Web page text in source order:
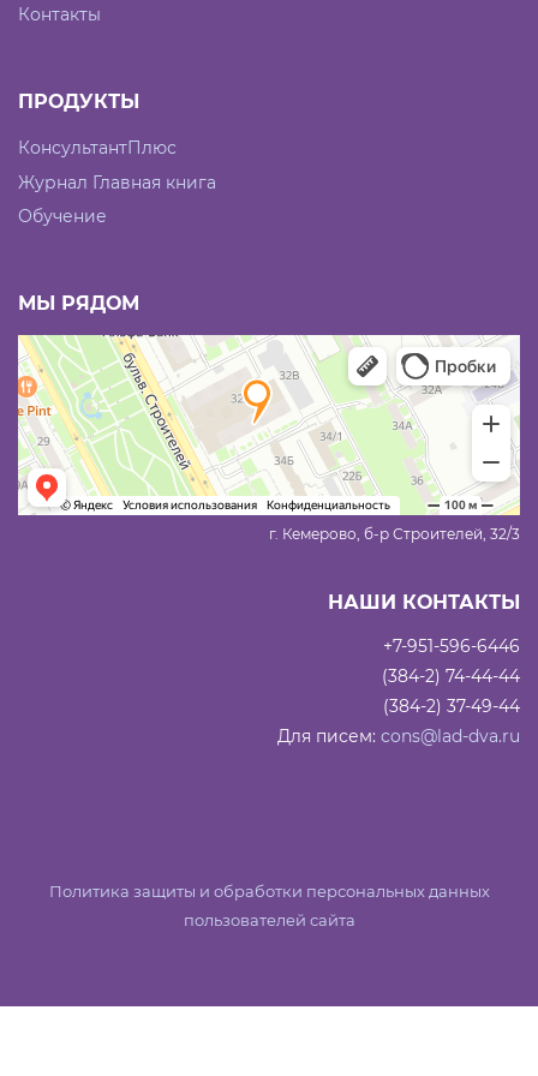
Контакты
ПРОДУКТЫ
КонсультантПлюс
Журнал Главная книга
Обучение
МЫ РЯДОМ
г. Кемерово, б-р Строителей, 32/3
НАШИ КОНТАКТЫ
+7-951-596-6446
(384-2) 74-44-44
(384-2) 37-49-44
Для писем: cons@lad-dva.ru
Политика защиты и обработки персональных данных
пользователей сайта